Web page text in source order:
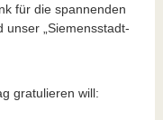
für die spannenden
unser „Siemensstadt-
gratulieren will: